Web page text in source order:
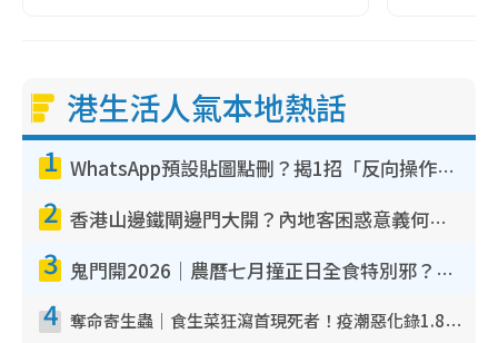
港生活人氣本地熱話
1 WhatsApp預設貼圖點刪？揭1招「反向操作」還原簡潔介面 附3步實測教學
2 香港山邊鐵閘邊門大開？內地客困惑意義何在！網民神回覆：呢種叫法理性防禦
3 鬼門開2026｜農曆七月撞正日全食特別邪？專家警告切忌做一事！揭4大禁忌+2招保平安
4 奪命寄生蟲｜食生菜狂瀉首現死者！疫潮惡化錄1.8萬宗病例 揭洗菜3大謬誤